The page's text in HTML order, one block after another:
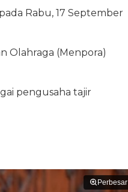
Rabu, 17 September
Olahraga (Menpora)
pengusaha tajir
Perbesar